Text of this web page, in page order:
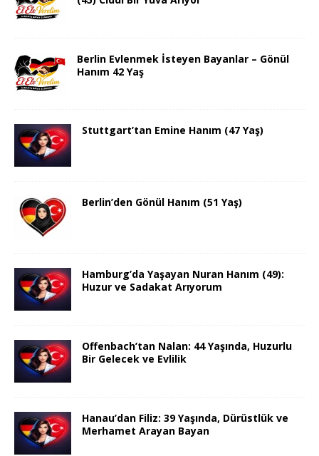
Berlin Evlenmek İsteyen Bayanlar – Gönül
Hanım 42 Yaş
Stuttgart’tan Emine Hanım (47 Yaş)
Berlin’den Gönül Hanım (51 Yaş)
Hamburg’da Yaşayan Nuran Hanım (49):
Huzur ve Sadakat Arıyorum
Offenbach’tan Nalan: 44 Yaşında, Huzurlu
Bir Gelecek ve Evlilik
Hanau’dan Filiz: 39 Yaşında, Dürüstlük ve
Merhamet Arayan Bayan